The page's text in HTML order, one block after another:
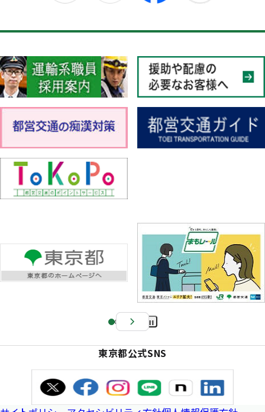
Pa
e
東京都公式SNS